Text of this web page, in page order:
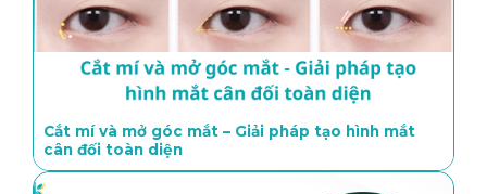
Cắt mí và mở góc mắt – Giải pháp tạo hình mắt
cân đối toàn diện